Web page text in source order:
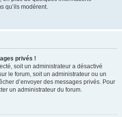
qu’ils modèrent.
privés !
soit un administrateur a désactivé
le forum, soit un administrateur ou un
d’envoyer des messages privés. Pour
un administrateur du forum.